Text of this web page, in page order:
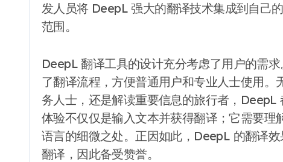
发人员将 DeepL 强大的翻译技术集成到自己
范围。
DeepL 翻译工具的设计充分考虑了用户的需
了翻译流程，方便普通用户和专业人士使用
务人士，还是解读重要信息的旅行者，
体验不仅仅是输入文本并获得翻译；它需要
语言的细微之处。正因如此，DeepL 的翻译
翻译，因此备受赞誉。